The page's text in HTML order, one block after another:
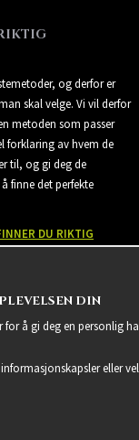
og derfor er
skal velge. Vi vil derfor
metoden som passer
forklaring av hvem de
til, og gi deg de
finne det perfekte
DU RIKTIG
DIN
for å gi deg en personlig
eller